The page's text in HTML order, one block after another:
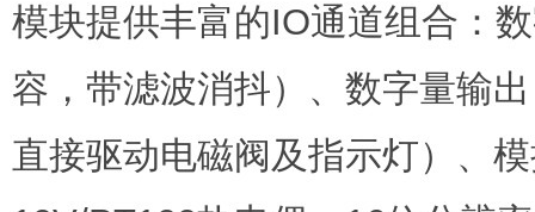
模块提供丰富的IO通道组合：
容，带滤波消抖）、数字量输
直接驱动电磁阀及指示灯）、